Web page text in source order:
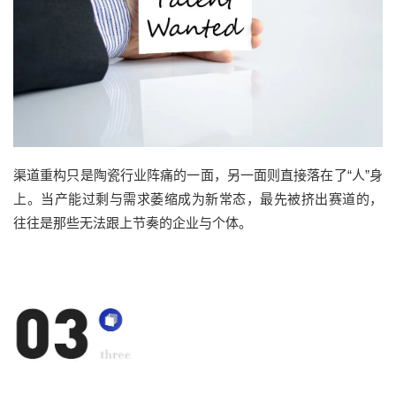
渠道重构只是陶瓷行业阵痛的一面，另一面则直接落在了“人”身
上。当产能过剩与需求萎缩成为新常态，最先被挤出赛道的，
往往是那些无法跟上节奏的企业与个体。